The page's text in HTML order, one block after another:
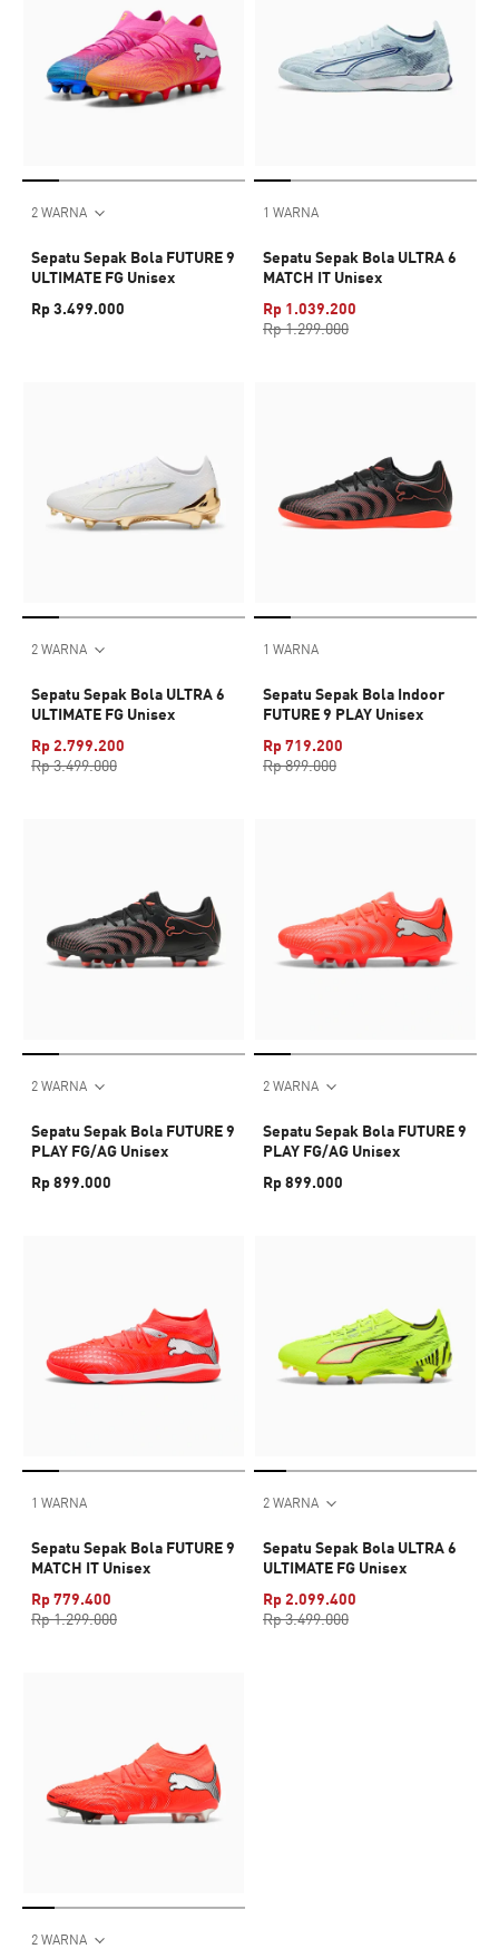
2 WARNA
Sepatu Sepak Bola FUTURE 9
ULTIMATE FG Unisex
Rp 3.499.000
1 WARNA
Sepatu Sepak Bola ULTRA 6
MATCH IT Unisex
Rp 1.039.200
Rp 1.299.000
2 WARNA
Sepatu Sepak Bola ULTRA 6
ULTIMATE FG Unisex
Rp 2.799.200
Rp 3.499.000
1 WARNA
Sepatu Sepak Bola Indoor
FUTURE 9 PLAY Unisex
Rp 719.200
Rp 899.000
2 WARNA
Sepatu Sepak Bola FUTURE 9
PLAY FG/AG Unisex
Rp 899.000
2 WARNA
Sepatu Sepak Bola FUTURE 9
PLAY FG/AG Unisex
Rp 899.000
1 WARNA
Sepatu Sepak Bola FUTURE 9
MATCH IT Unisex
Rp 779.400
Rp 1.299.000
2 WARNA
Sepatu Sepak Bola ULTRA 6
ULTIMATE FG Unisex
Rp 2.099.400
Rp 3.499.000
2 WARNA